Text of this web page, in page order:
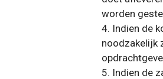
worden
4. Indien de
noodzakelijk
5. Indien de